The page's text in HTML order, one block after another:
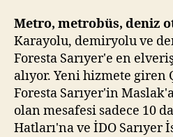
Metro, metrobüs, deniz
Karayolu, demiryolu ve
Foresta Sarıyer'e en
alıyor. Yeni hizmete giren
Foresta Sarıyer'in
olan mesafesi sadece 10
Hatları'na ve İDO Sarıyer